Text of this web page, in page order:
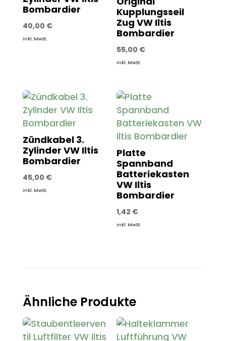
Bombardier
40,00 €
inkl. MwSt.
Kupplungsseil
Zug VW Iltis
Bombardier
55,00 €
inkl. MwSt.
Zündkabel 3.
Zylinder VW Iltis
Bombardier
45,00 €
inkl. MwSt.
Platte
Spannband
Batteriekasten
VW Iltis
Bombardier
1,42 €
inkl. MwSt.
Ähnliche Produkte